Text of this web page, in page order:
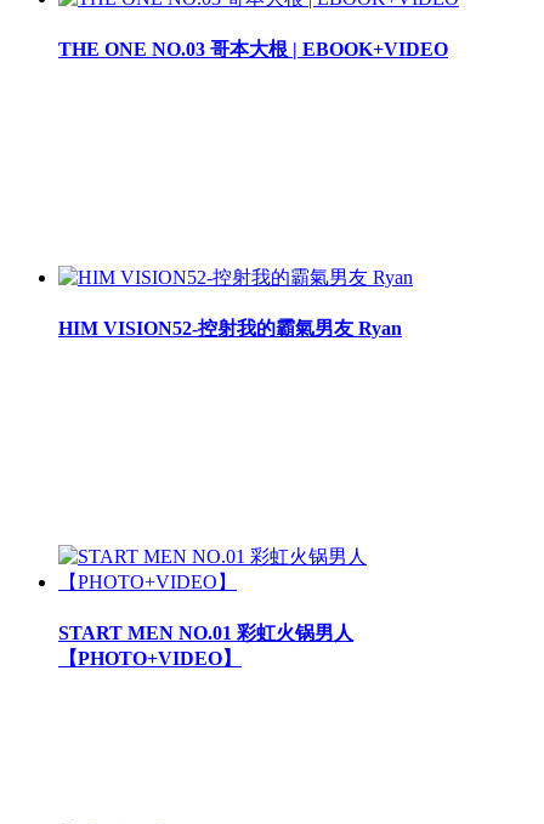
THE ONE NO.03 哥本大根 | EBOOK+VIDEO
HIM VISION52-控射我的霸氣男友 Ryan
START MEN NO.01 彩虹火锅男人
【PHOTO+VIDEO】